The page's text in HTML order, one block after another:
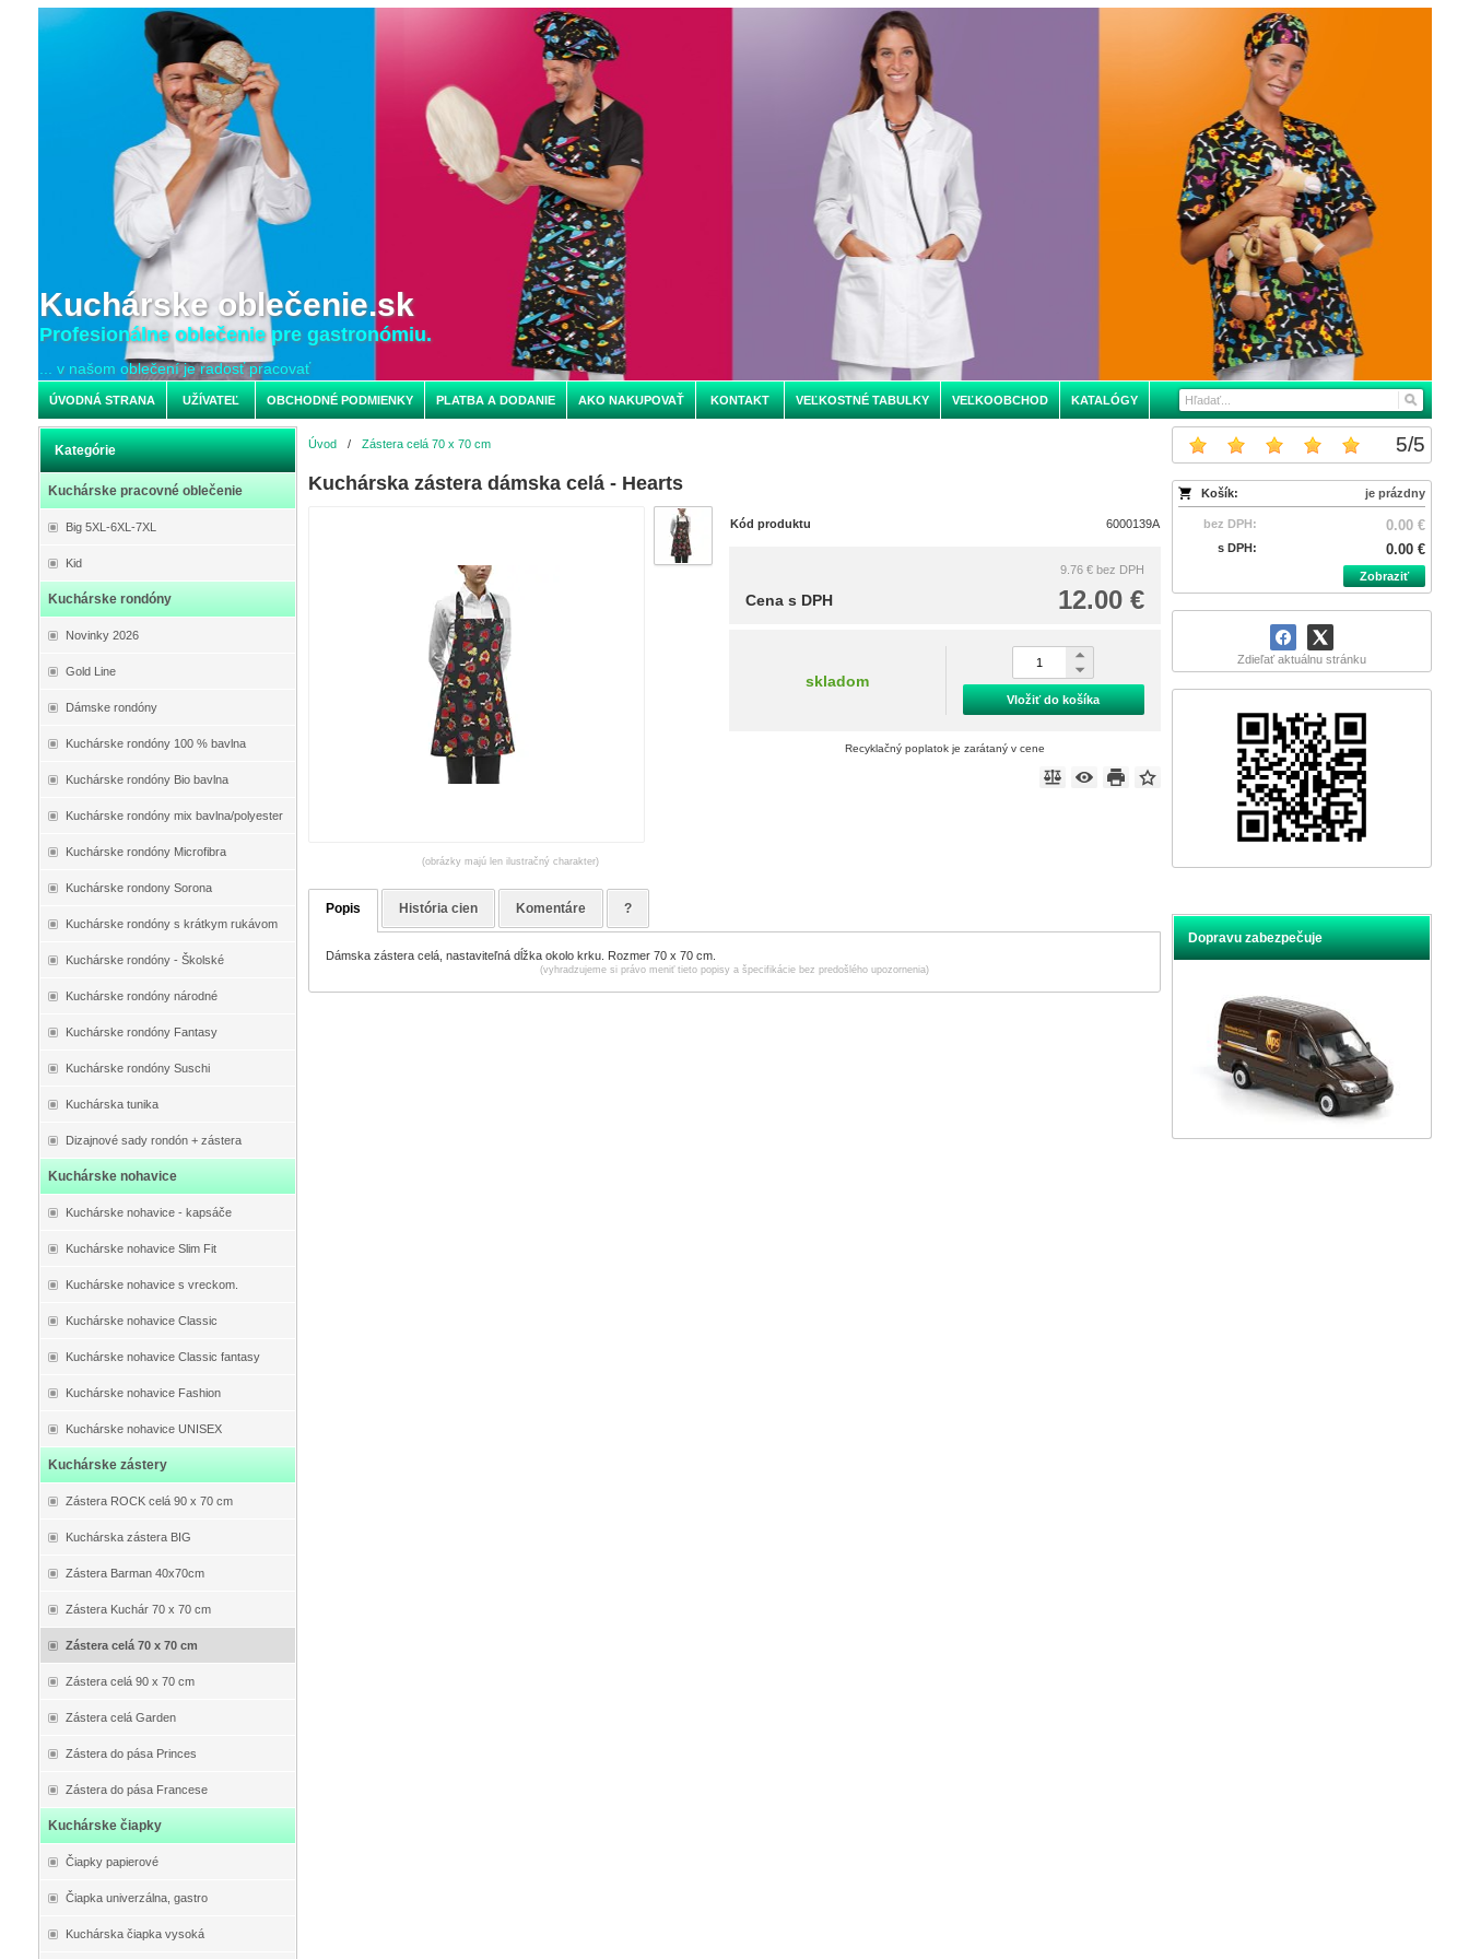
Kuchárske oblečenie.sk
Profesionálne oblečenie pre gastronómiu.
... v našom oblečení je radosť pracovať
ÚVODNÁ STRANA UŽÍVATEĽ OBCHODNÉ PODMIENKY PLATBA A DODANIE AKO NAKUPOVAŤ KONTAKT VEĽKOSTNÉ TABULKY VEĽKOOBCHOD KATALÓGY
Kategórie
Kuchárske pracovné oblečenie
Big 5XL-6XL-7XL
Kid
Kuchárske rondóny
Novinky 2026
Gold Line
Dámske rondóny
Kuchárske rondóny 100 % bavlna
Kuchárske rondóny Bio bavlna
Kuchárske rondóny mix bavlna/polyester
Kuchárske rondóny Microfibra
Kuchárske rondony Sorona
Kuchárske rondóny s krátkym rukávom
Kuchárske rondóny - Školské
Kuchárske rondóny národné
Kuchárske rondóny Fantasy
Kuchárske rondóny Suschi
Kuchárska tunika
Dizajnové sady rondón + zástera
Kuchárske nohavice
Kuchárske nohavice - kapsáče
Kuchárske nohavice Slim Fit
Kuchárske nohavice s vreckom.
Kuchárske nohavice Classic
Kuchárske nohavice Classic fantasy
Kuchárske nohavice Fashion
Kuchárske nohavice UNISEX
Kuchárske zástery
Zástera ROCK celá 90 x 70 cm
Kuchárska zástera BIG
Zástera Barman 40x70cm
Zástera Kuchár 70 x 70 cm
Zástera celá 70 x 70 cm
Zástera celá 90 x 70 cm
Zástera celá Garden
Zástera do pása Princes
Zástera do pása Francese
Kuchárske čiapky
Čiapky papierové
Čiapka univerzálna, gastro
Kuchárska čiapka vysoká
5/5
Košík: je prázdny
bez DPH: 0.00 €
s DPH: 0.00 €
Zobraziť
Zdieľať aktuálnu stránku
Dopravu zabezpečuje
Úvod / Zástera celá 70 x 70 cm
Kuchárska zástera dámska celá - Hearts
(obrázky majú len ilustračný charakter)
Kód produktu 6000139A
9.76 € bez DPH
12.00 €
Cena s DPH
skladom
Vložiť do košíka
Recyklačný poplatok je zarátaný v cene
Popis História cien Komentáre ?
Dámska zástera celá, nastaviteľná dĺžka okolo krku. Rozmer 70 x 70 cm.
(vyhradzujeme si právo meniť tieto popisy a špecifikácie bez predošlého upozornenia)